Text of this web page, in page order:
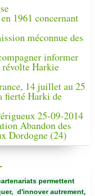
1961 concernant
méconnue des
informer
révolte Harkie
14 juillet au 25
fierté Harki de
25-09-2014
Abandon des
Dordogne (24)
permettent
d'innover autrement,